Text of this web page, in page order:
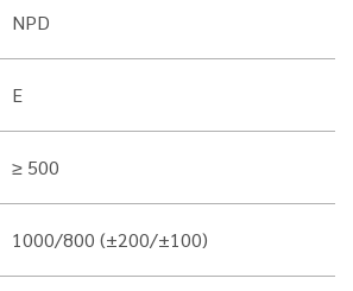
NPD
E
≥ 500
1000/800 (±200/±100)